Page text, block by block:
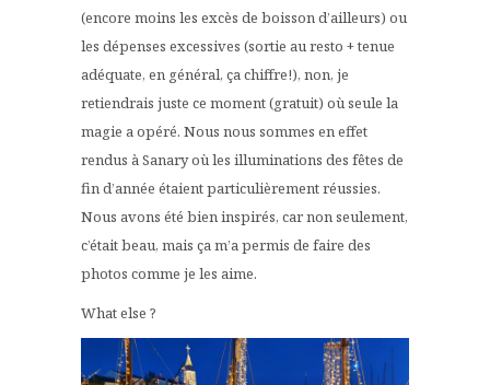
(encore moins les excès de boisson d’ailleurs) ou
les dépenses excessives (sortie au resto + tenue
adéquate, en général, ça chiffre!), non, je
retiendrais juste ce moment (gratuit) où seule la
magie a opéré. Nous nous sommes en effet
rendus à Sanary où les illuminations des fêtes de
fin d’année étaient particulièrement réussies.
Nous avons été bien inspirés, car non seulement,
c’était beau, mais ça m’a permis de faire des
photos comme je les aime.
What else ?